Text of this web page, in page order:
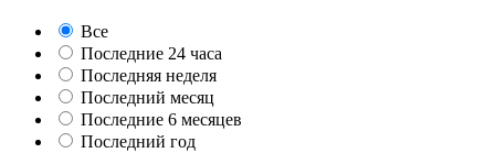
Все
Последние 24 часа
Последняя неделя
Последний месяц
Последние 6 месяцев
Последний год